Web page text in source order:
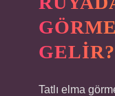
GELIR?
Tatlı elma